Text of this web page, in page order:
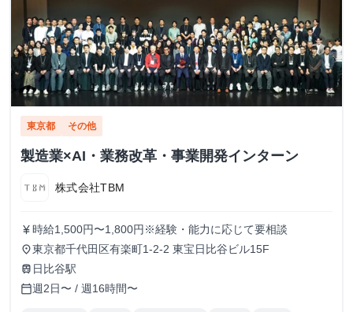
東京都 その他
製造業×AI・業務改革・事業開発インターン
株式会社TBM
currency_yen 時給1,500円〜1,800円※経験・能力に応じて要相談
place東京都千代田区有楽町1-2-2 東宝日比谷ビル15F
train 日比谷駅
calendar_today週2日〜 / 週16時間〜